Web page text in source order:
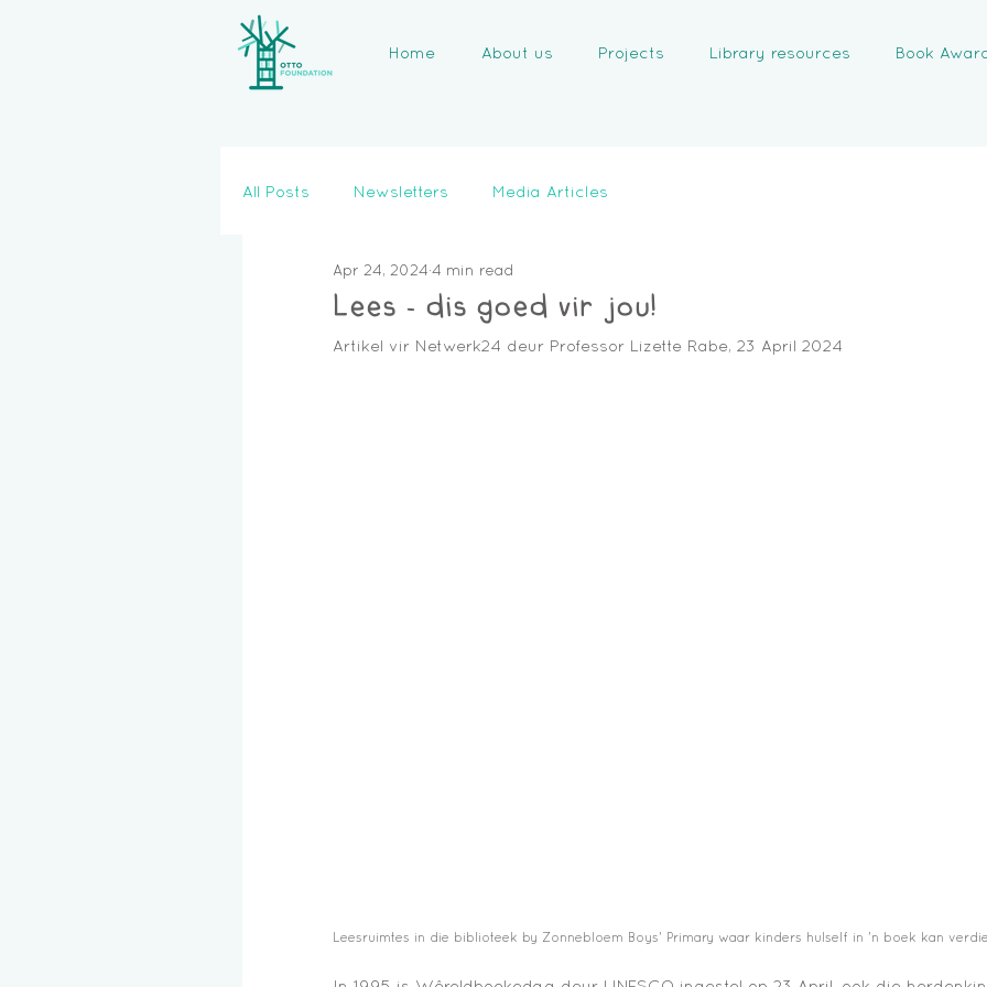
Home About us Projects Library resources Book
All Posts Newsletters Media Articles
Lees – dis goed vir jou!
Apr 24, 2024 4 min read
Artikel vir Netwerk24 deur Professor Lizette Rabe, 23 April 2024
Leesruimtes in die biblioteek by Zonnebloem Boys' Primary waar kinders hulself in 'n boek kan